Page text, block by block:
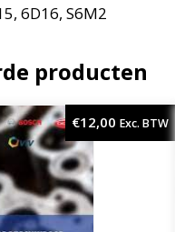
6D16, S6M2
producten
€12,00 Exc. BTW